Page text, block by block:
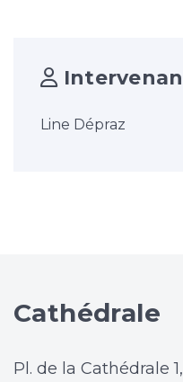
Line Dépraz
Cathédrale
Pl. de la Cathédrale 1,